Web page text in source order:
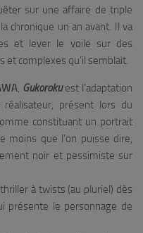
sur une affaire de triple
chronique un an avant. Il va
et lever le voile sur des
et complexes qu’il semblait.
, Gukoroku est l’adaptation
réalisateur, présent lors du
constituant un portrait
moins que l’on puisse dire,
noir et pessimiste sur
à twists (au pluriel) dès
présente le personnage de